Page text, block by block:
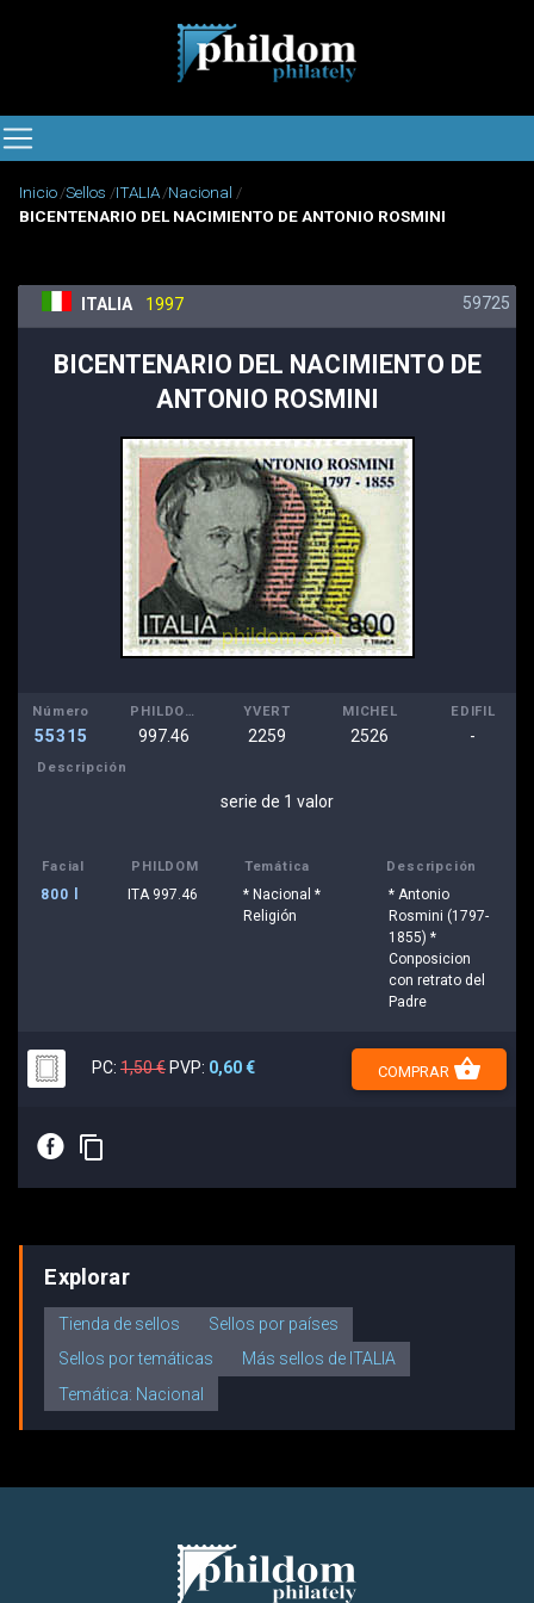
Inicio Sellos ITALIA Nacional
BICENTENARIO DEL NACIMIENTO DE ANTONIO ROSMINI
ITALIA 1997 59725
BICENTENARIO DEL NACIMIENTO DE
ANTONIO ROSMINI
Número
55315
PHILDOM
997.46
YVERT
2259
MICHEL
2526
EDIFIL
-
Descripción
serie de 1 valor
Facial PHILDOM Temática Descripción
800 l ITA 997.46
* Nacional *
Religión
* Antonio
Rosmini (1797-
1855) *
Conposicion
con retrato del
Padre
PC: 1,50 € PVP: 0,60 € COMPRAR shopping_basket
E content_copy
Explorar
Tienda de sellos
Sellos por países
Sellos por temáticas
Más sellos de ITALIA
Temática: Nacional